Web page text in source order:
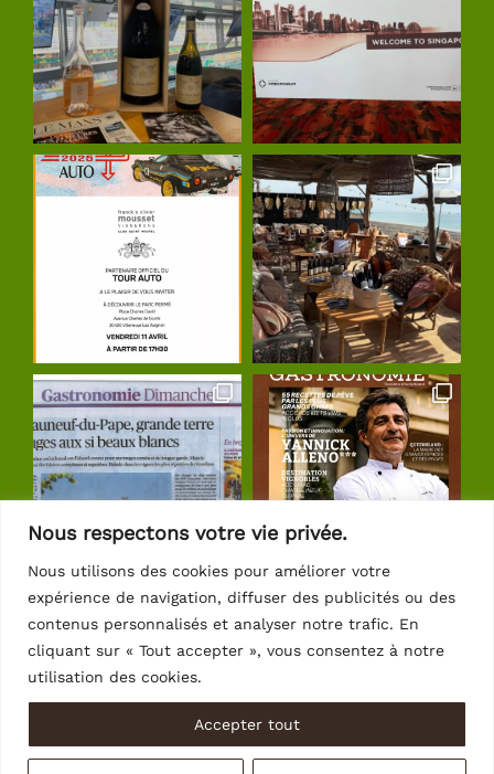
Nous respectons votre vie privée.
Nous utilisons des cookies pour améliorer votre
expérience de navigation, diffuser des publicités ou des
contenus personnalisés et analyser notre trafic. En
cliquant sur « Tout accepter », vous consentez à notre
utilisation des cookies.
Accepter tout
Suivre sur Instagram
© Copyright 2026 | CréditsIntrasite